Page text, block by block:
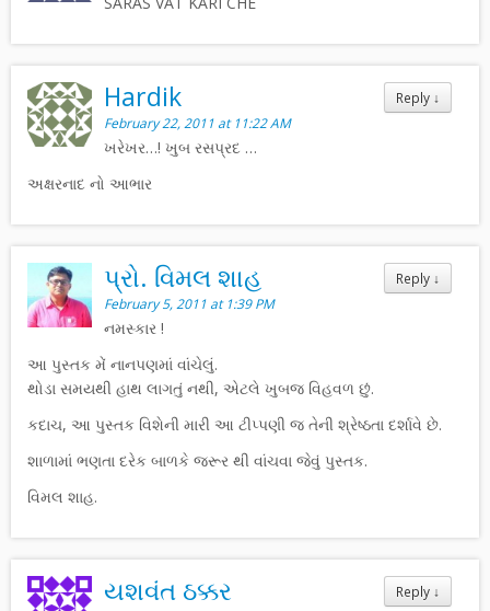
Reply ↓
Hardik
February 22, 2011 at 11:22 AM
ખરેખર…! ખુબ રસપ્રદ …
અક્ષરનાદ નો આભાર
Reply ↓
પ્રો. વિમલ શાહ
February 5, 2011 at 1:39 PM
નમસ્કાર !
આ પુસ્તક મેં નાનપણમાં વાંચેલું.
થોડા સમયથી હાથ લાગતું નથી, એટલે ખુબજ વિહવળ છું.
કદાચ, આ પુસ્તક વિશેની મારી આ ટીપ્પણી જ તેની શ્રેષ્ઠતા દર્શાવે છે.
શાળામાં ભણતા દરેક બાળકે જરૂર થી વાંચવા જેવું પુસ્તક.
વિમલ શાહ.
Reply ↓
યશવંત ઠક્કર